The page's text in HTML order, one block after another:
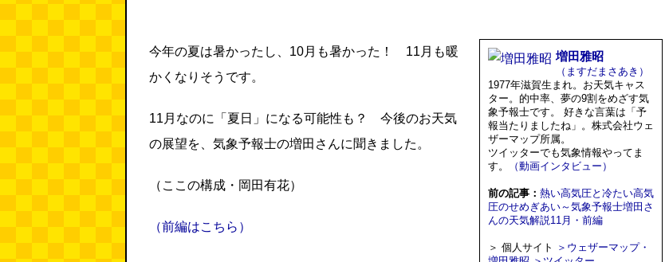
今年の夏は暑かったし、10月も暑かった！ 11月も暖
かくなりそうです。
11月なのに「夏日」になる可能性も？ 今後のお天気
の展望を、気象予報士の増田さんに聞きました。
（ここの構成・岡田有花）
（前編はこちら）
増田雅昭
（ますだまさあき）
1977年滋賀生まれ。お天気キャス
ター。的中率、夢の9割をめざす気
象予報士です。 好きな言葉は「予
報当たりましたね」。株式会社ウェ
ザーマップ所属。
ツイッターでも気象情報やってま
す。
（動画インタビュー）
前の記事： 熱い高気圧と冷たい高気
圧のせめぎあい～気象予報士増田さ
んの天気解説11月・前編
＞ 個人サイト
＞ウェザーマップ・